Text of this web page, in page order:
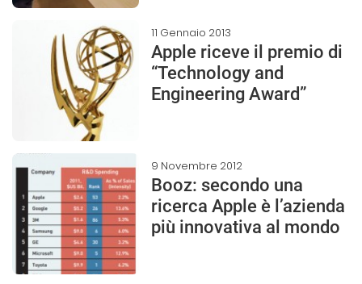
11 Gennaio 2013
Apple riceve il premio di
“Technology and
Engineering Award”
9 Novembre 2012
Booz: secondo una
ricerca Apple è l’azienda
più innovativa al mondo